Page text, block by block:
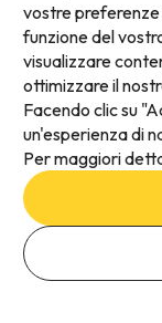
Aggiungi date per
Metodi di
Termini e
Protezione dei dati
Informativa sui
vostre
funzione del
visualizzare
ottimizzare il
Facendo clic su
un'esperienza di
Per maggiori